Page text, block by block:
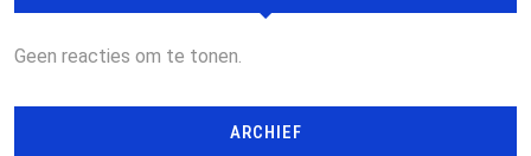
Geen reacties om te tonen.
ARCHIEF